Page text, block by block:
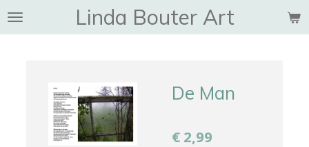
Ga
Linda Bouter Art
De Man
€ 2,99